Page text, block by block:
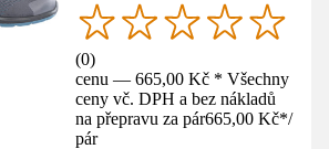
(0)
cenu — 665,00 Kč * Všechny
ceny vč. DPH a bez nákladů
na přepravu za pár665,00 Kč*/
pár